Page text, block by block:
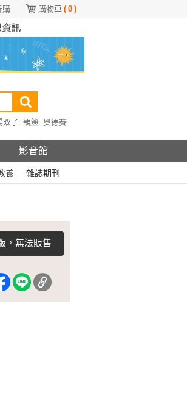
購物車 ( 0 )
購
双子 親簽 奧德賽
影音館
養 雜誌期刊
，無法販售